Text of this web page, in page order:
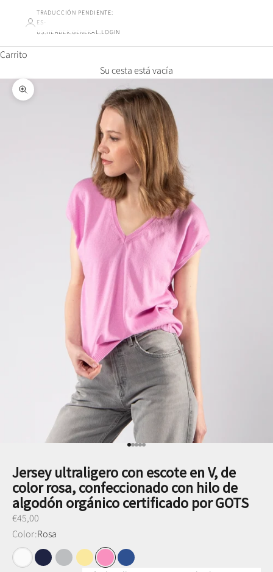
TRADUCCIÓN PENDIENTE:
ES-
US.HEADER.GENERAL.LOGIN
Carrito
Su cesta está vacía
Ampliar la imagen
Ir al punto 1
Ir al punto 2
Ir al punto 3
Ir al punto 4
Ir al punto 5
Jersey ultraligero con escote en V, de
color rosa, confeccionado con hilo de
algodón orgánico certificado por GOTS
Preço promocional
€45,00
Color:Rosa
BlancoAzul marino
Gris medioAmarillo mantequilla
RosaAzul cobalto